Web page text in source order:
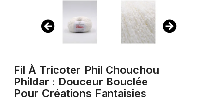
Fil À Tricoter Phil Chouchou
Phildar : Douceur Bouclée
Pour Créations Fantaisies